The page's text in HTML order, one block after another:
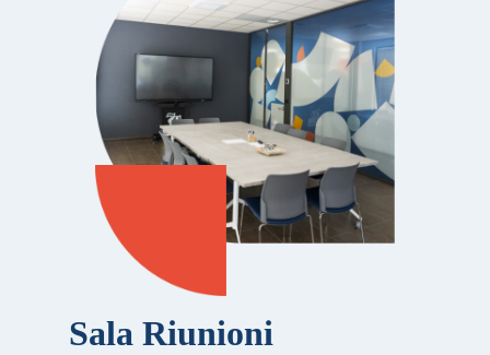
Sala Riunioni